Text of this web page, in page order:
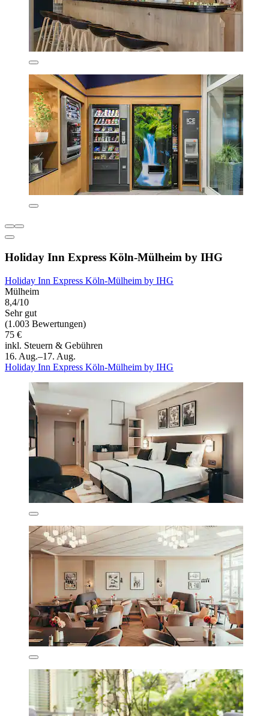
Holiday Inn Express Köln-Mülheim by IHG
Holiday Inn Express Köln-Mülheim by IHG
Mülheim
8,4/10
Sehr gut
(1.003 Bewertungen)
75 €
inkl. Steuern & Gebühren
16. Aug.–17. Aug.
Holiday Inn Express Köln-Mülheim by IHG